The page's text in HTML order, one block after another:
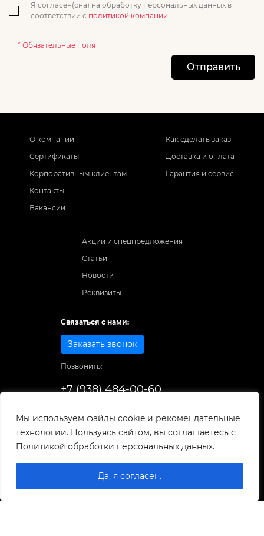
Мы используем файлы cookie и рекомендательные
технологии. Пользуясь сайтом, вы соглашаетесь с
Политикой обработки персональных данных.
Да, я согласен.
Я согласен(сна) на обработку персональных данных в
соответствии с политикой компании.
* Обязательные поля
Отправить
О компании
Сертификаты
Корпоративным клиентам
Контакты
Вакансии
Как сделать заказ
Доставка и оплата
Гарантия и сервис
Акции и спецпредложения
Статьи
Новости
Реквизиты
Связаться с нами:
Заказать звонок
Позвонить:
+7 (938) 484-00-60
© 1998-2025
0